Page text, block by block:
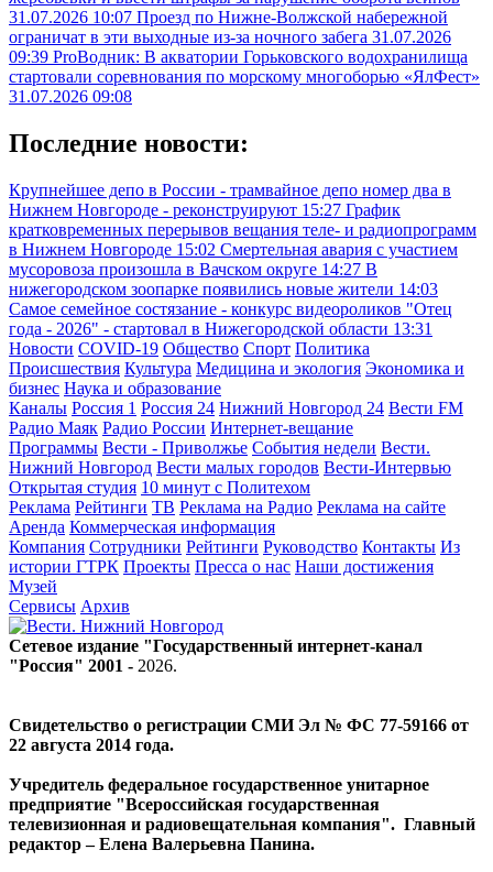
31.07.2026 10:07 Проезд по Нижне-Волжской набережной
ограничат в эти выходные из-за ночного забега 31.07.2026
09:39 ProВодник: В акватории Горьковского водохранилища
стартовали соревнования по морскому многоборью «ЯлФест»
31.07.2026 09:08
Последние новости:
Крупнейшее депо в России - трамвайное депо номер два в
Нижнем Новгороде - реконструируют 15:27 График
кратковременных перерывов вещания теле- и радиопрограмм
в Нижнем Новгороде 15:02 Смертельная авария с участием
мусоровоза произошла в Вачском округе 14:27 В
нижегородском зоопарке появились новые жители 14:03
Самое семейное состязание - конкурс видеороликов "Отец
года - 2026" - стартовал в Нижегородской области 13:31
Новости COVID-19 Общество Спорт Политика
Происшествия Культура Медицина и экология Экономика и
бизнес Наука и образование
Каналы Россия 1 Россия 24 Нижний Новгород 24 Вести FM
Радио Маяк Радио России Интернет-вещание
Программы Вести - Приволжье События недели Вести.
Нижний Новгород Вести малых городов Вести-Интервью
Открытая студия 10 минут с Политехом
Реклама Рейтинги ТВ Реклама на Радио Реклама на сайте
Аренда Коммерческая информация
Компания Сотрудники Рейтинги Руководство Контакты Из
истории ГТРК Проекты Пресса о нас Наши достижения
Музей
Сервисы Архив
Сетевое издание "Государственный интернет-канал
"Россия" 2001 - 2026.
Свидетельство о регистрации СМИ Эл № ФС 77-59166 от
22 августа 2014 года.
Учредитель федеральное государственное унитарное
предприятие "Всероссийская государственная
телевизионная и радиовещательная компания". Главный
редактор – Елена Валерьевна Панина.